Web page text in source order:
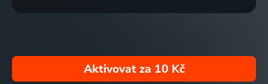
Aktivovat za 10 Kč